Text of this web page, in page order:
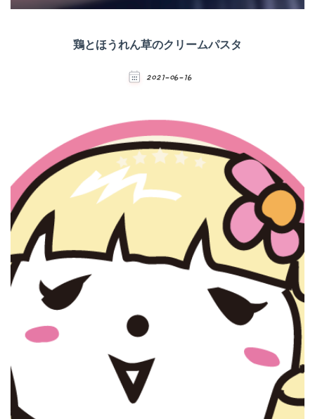
鶏とほうれん草のクリームパスタ
2021-06-16